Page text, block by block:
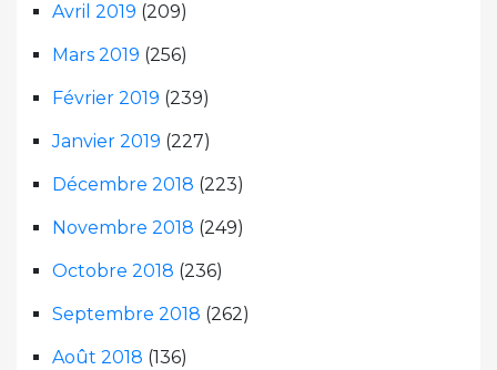
Avril 2019 (209)
Mars 2019 (256)
Février 2019 (239)
Janvier 2019 (227)
Décembre 2018 (223)
Novembre 2018 (249)
Octobre 2018 (236)
Septembre 2018 (262)
Août 2018 (136)